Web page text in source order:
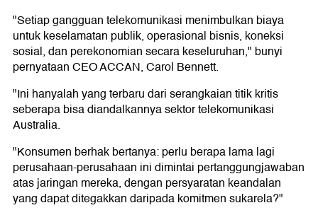
"Setiap gangguan telekomunikasi menimbulkan biaya
untuk keselamatan publik, operasional bisnis, koneksi
sosial, dan perekonomian secara keseluruhan," bunyi
pernyataan CEO ACCAN, Carol Bennett.
"Ini hanyalah yang terbaru dari serangkaian titik kritis
seberapa bisa diandalkannya sektor telekomunikasi
Australia.
"Konsumen berhak bertanya: perlu berapa lama lagi
perusahaan-perusahaan ini dimintai pertanggungjawaban
atas jaringan mereka, dengan persyaratan keandalan
yang dapat ditegakkan daripada komitmen sukarela?"